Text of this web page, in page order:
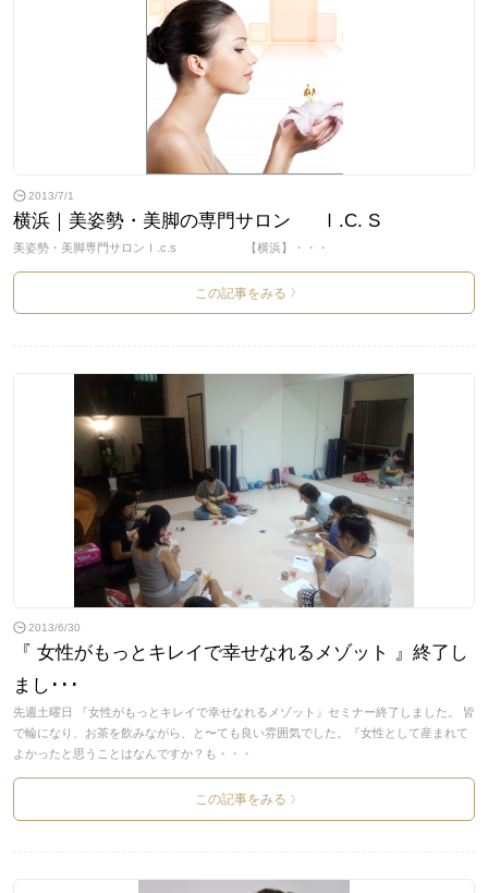
2013/7/1
横浜｜美姿勢・美脚の専門サロン Ⅰ.C. S
美姿勢・美脚専門サロンＩ.c.s 【横浜】・・・
この記事をみる >
2013/6/30
『 女性がもっとキレイで幸せなれるメゾット 』終了し
まし･･･
先週土曜日 『女性がもっとキレイで幸せなれるメゾット』セミナー終了しました。 皆
で輪になり、お茶を飲みながら、と〜ても良い雰囲気でした。『女性として産まれて
よかったと思うことはなんですか？も・・・
この記事をみる >